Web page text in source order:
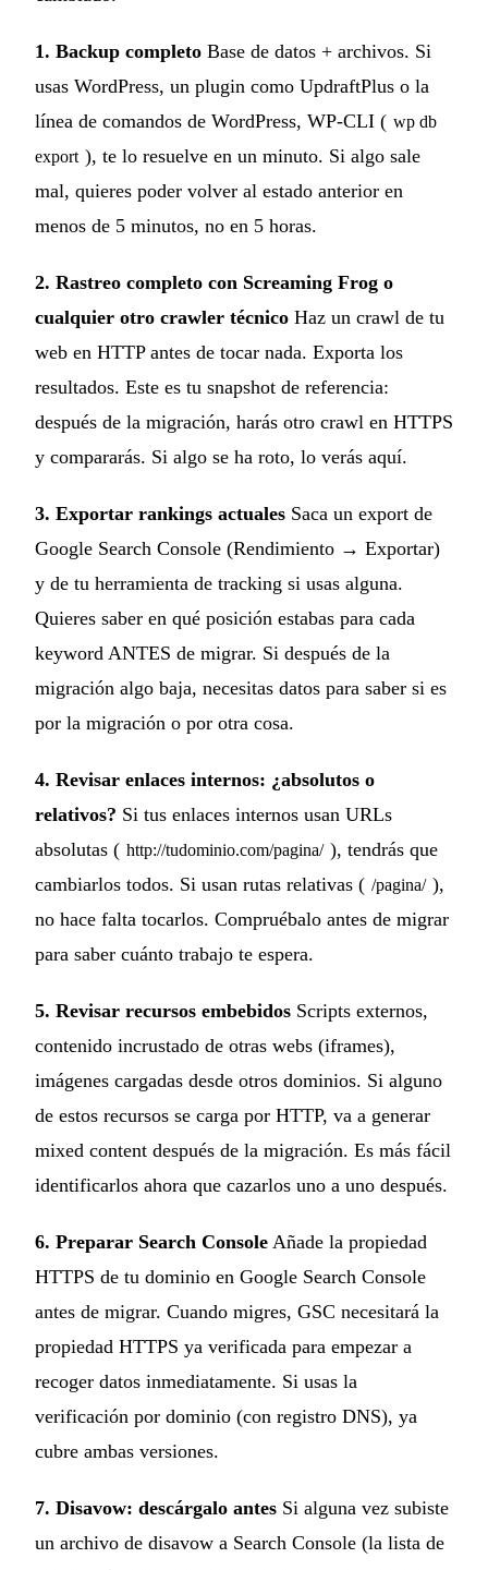
1. Backup completo Base de datos + archivos. Si
usas WordPress, un plugin como UpdraftPlus o la
línea de comandos de WordPress, WP-CLI ( wp db
export ), te lo resuelve en un minuto. Si algo sale
mal, quieres poder volver al estado anterior en
menos de 5 minutos, no en 5 horas.
2. Rastreo completo con Screaming Frog o
cualquier otro crawler técnico Haz un crawl de tu
web en HTTP antes de tocar nada. Exporta los
resultados. Este es tu snapshot de referencia:
después de la migración, harás otro crawl en HTTPS
y compararás. Si algo se ha roto, lo verás aquí.
3. Exportar rankings actuales Saca un export de
Google Search Console (Rendimiento → Exportar)
y de tu herramienta de tracking si usas alguna.
Quieres saber en qué posición estabas para cada
keyword ANTES de migrar. Si después de la
migración algo baja, necesitas datos para saber si es
por la migración o por otra cosa.
4. Revisar enlaces internos: ¿absolutos o
relativos? Si tus enlaces internos usan URLs
absolutas ( http://tudominio.com/pagina/ ), tendrás que
cambiarlos todos. Si usan rutas relativas ( /pagina/ ),
no hace falta tocarlos. Compruébalo antes de migrar
para saber cuánto trabajo te espera.
5. Revisar recursos embebidos Scripts externos,
contenido incrustado de otras webs (iframes),
imágenes cargadas desde otros dominios. Si alguno
de estos recursos se carga por HTTP, va a generar
mixed content después de la migración. Es más fácil
identificarlos ahora que cazarlos uno a uno después.
6. Preparar Search Console Añade la propiedad
HTTPS de tu dominio en Google Search Console
antes de migrar. Cuando migres, GSC necesitará la
propiedad HTTPS ya verificada para empezar a
recoger datos inmediatamente. Si usas la
verificación por dominio (con registro DNS), ya
cubre ambas versiones.
7. Disavow: descárgalo antes Si alguna vez subiste
un archivo de disavow a Search Console (la lista de